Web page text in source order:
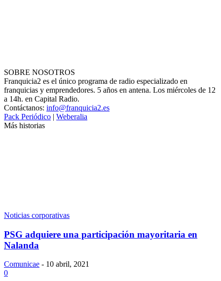
SOBRE NOSOTROS
Franquicia2 es el único programa de radio especializado en
franquicias y emprendedores. 5 años en antena. Los miércoles de 12
a 14h. en Capital Radio.
Contáctanos: info@franquicia2.es
Pack Periódico | Weberalia
Más historias
Noticias corporativas
PSG adquiere una participación mayoritaria en
Nalanda
Comunicae - 10 abril, 2021
0